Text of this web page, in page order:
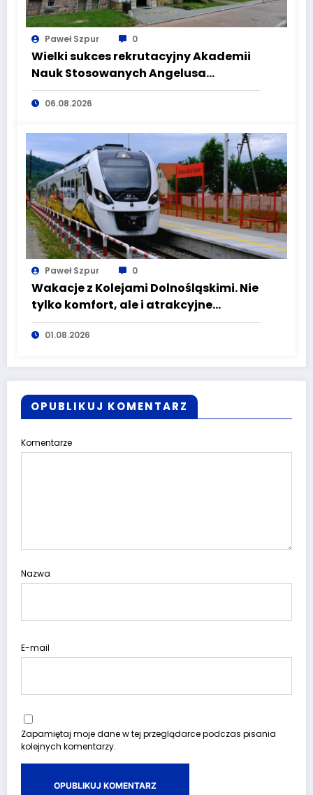
Paweł Szpur 0
Wielki sukces rekrutacyjny Akademii
Nauk Stosowanych Angelusa
Silesiusa! Uczelnia bije rekordy, ale Ty
wciąż masz szansę – weź udział w II
06.08.2026
Paweł Szpur 0
Wakacje z Kolejami Dolnośląskimi. Nie
tylko komfort, ale i atrakcyjne
kierunki
01.08.2026
OPUBLIKUJ KOMENTARZ
Komentarze
Nazwa
E-mail
Zapamiętaj moje dane w tej przeglądarce podczas pisania
kolejnych komentarzy.